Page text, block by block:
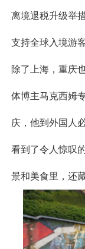
离境退税升级举
支持全球入境游
除了上海，重庆
体博主马克西姆
庆，他到外国人
看到了令人惊叹
景和美食里，还